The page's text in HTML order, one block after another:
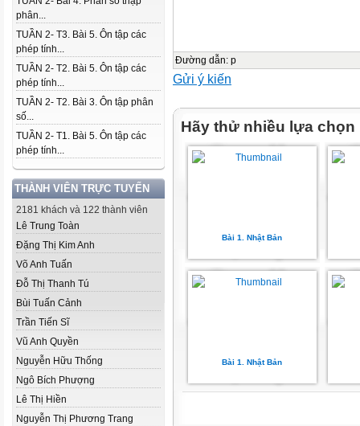
phân...
TUẦN 2- T3. Bài 5. Ôn tập các
phép tính...
TUẦN 2- T2. Bài 5. Ôn tập các
phép tính...
TUẦN 2- T2. Bài 3. Ôn tập phân
số...
TUẦN 2- T1. Bài 5. Ôn tập các
phép tính...
THÀNH VIÊN TRỰC TUYẾN
2181 khách và 122 thành viên
Lê Trung Toàn
Đặng Thị Kim Anh
Võ Anh Tuấn
Đỗ Thị Thanh Tú
Bùi Tuấn Cảnh
Trần Tiến Sĩ
Vũ Anh Quyền
Nguyễn Hữu Thống
Ngô Bích Phượng
Lê Thị Hiền
Nguyễn Thị Phương Trang
Đường dẫn: p
Gửi ý kiến
Hãy thử nhiều lựa chọn
Bài 1. Nhật Bản
Bài 1. Nhật Bản